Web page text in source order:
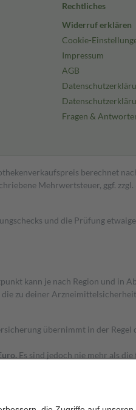
Rechtliches
Widerruf erklären
Cookie-
Impressum
AGB
Fragen &
berechnet
Mehrwertsteuer, ggf. zzgl.
und die Prüfung
kann je nach Region und in
zu deiner
übernimmt in der
Es sind jedoch nie mehr als
Zuzahlungen an bei: